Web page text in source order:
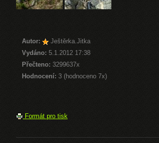
Autor:
Ještěrka.Jitka
Vydáno: 5.1.2012 17:38
Přečteno: 3299637x
Hodnocení: 3 (hodnoceno 7x)
Formát pro tisk